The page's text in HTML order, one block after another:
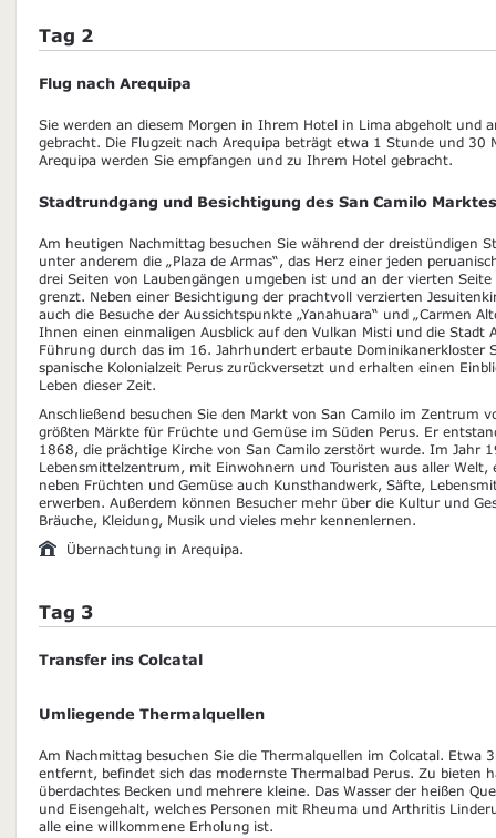
Tag 2
Flug nach Arequipa
Sie werden an diesem Morgen in Ihrem Hotel in Lima abgeholt und
gebracht. Die Flugzeit nach Arequipa beträgt etwa 1 Stunde und 30
Arequipa werden Sie empfangen und zu Ihrem Hotel gebracht.
Stadtrundgang und Besichtigung des San Camilo Marktes
Am heutigen Nachmittag besuchen Sie während der dreistündigen
unter anderem die „Plaza de Armas“, das Herz einer jeden
drei Seiten von Laubengängen umgeben ist und an der vierten
grenzt. Neben einer Besichtigung der prachtvoll verzierten
auch die Besuche der Aussichtspunkte „Yanahuara“ und „Carmen
Ihnen einen einmaligen Ausblick auf den Vulkan Misti und die Stadt
Führung durch das im 16. Jahrhundert erbaute Dominikanerkloster
spanische Kolonialzeit Perus zurückversetzt und erhalten einen
Leben dieser Zeit.
Anschließend besuchen Sie den Markt von San Camilo im Zentrum
größten Märkte für Früchte und Gemüse im Süden Perus. Er
1868, die prächtige Kirche von San Camilo zerstört wurde. Im Jahr
Lebensmittelzentrum, mit Einwohnern und Touristen aus aller Welt,
neben Früchten und Gemüse auch Kunsthandwerk, Säfte,
erwerben. Außerdem können Besucher mehr über die Kultur und
Bräuche, Kleidung, Musik und vieles mehr kennenlernen.
Übernachtung in Arequipa.
Tag 3
Transfer ins Colcatal
Umliegende Thermalquellen
Am Nachmittag besuchen Sie die Thermalquellen im Colcatal. Etwa
entfernt, befindet sich das modernste Thermalbad Perus. Zu bieten
überdachtes Becken und mehrere kleine. Das Wasser der heißen
und Eisengehalt, welches Personen mit Rheuma und Arthritis
alle eine willkommene Erholung ist.